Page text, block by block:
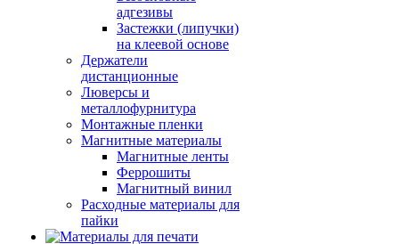
адгезивы
Застежки (липучки)
на клеевой основе
Держатели
дистанционные
Люверсы и
металлофурнитура
Монтажные пленки
Магнитные материалы
Магнитные ленты
Феррошиты
Магнитный винил
Расходные материалы для
пайки